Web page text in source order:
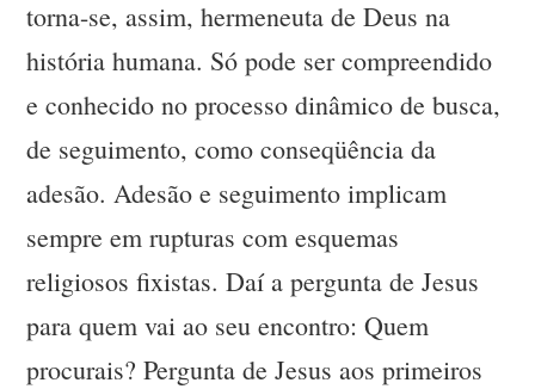
torna-se, assim, hermeneuta de Deus na
história humana. Só pode ser compreendido
e conhecido no processo dinâmico de busca,
de seguimento, como conseqüência da
adesão. Adesão e seguimento implicam
sempre em rupturas com esquemas
religiosos fixistas. Daí a pergunta de Jesus
para quem vai ao seu encontro: Quem
procurais? Pergunta de Jesus aos primeiros